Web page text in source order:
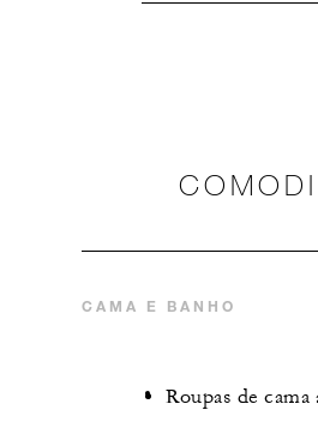
CAMA E BANHO
Roupas de cama